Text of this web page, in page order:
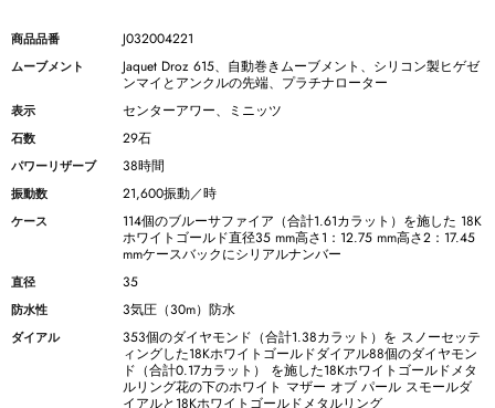
商品品番 J032004221
ムーブメント
Jaquet Droz 615、自動巻きムーブメント、シリコン製ヒゲゼ
ンマイとアンクルの先端、プラチナローター
表示 センターアワー、ミニッツ
石数 29石
パワーリザーブ 38時間
振動数 21,600振動／時
ケース
114個のブルーサファイア（合計1.61カラット）を施した 18K
ホワイトゴールド直径35 mm高さ1：12.75 mm高さ2：17.45
mmケースバックにシリアルナンバー
直径 35
防水性 3気圧（30m）防水
ダイアル
353個のダイヤモンド（合計1.38カラット）を スノーセッテ
ィングした18Kホワイトゴールドダイアル88個のダイヤモン
ド（合計0.17カラット） を施した18Kホワイトゴールドメタ
ルリング花の下のホワイト マザー オブ パール スモールダ
イアルと18Kホワイトゴールドメタルリング